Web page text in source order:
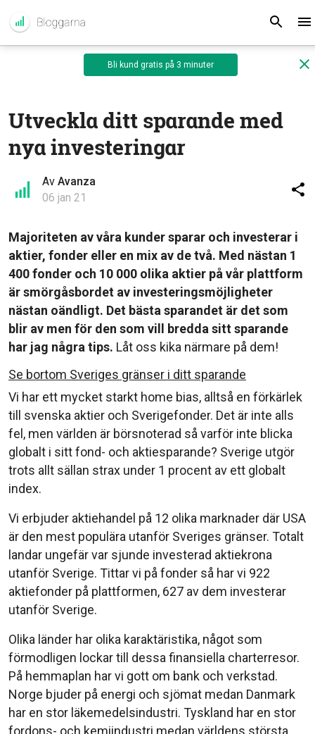
Bli kund gratis på 3 minuter
Utveckla ditt sparande med
nya investeringar
Av Avanza
06 jan 21
Majoriteten av våra kunder sparar och investerar i
aktier, fonder eller en mix av de två. Med nästan 1
400 fonder och 10 000 olika aktier på vår plattform
är smörgåsbordet av investeringsmöjligheter
nästan oändligt. Det bästa sparandet är det som
blir av men för den som vill bredda sitt sparande
har jag några tips. Låt oss kika närmare på dem!
Se bortom Sveriges gränser i ditt sparande
Vi har ett mycket starkt home bias, alltså en förkärlek
till svenska aktier och Sverigefonder. Det är inte alls
fel, men världen är börsnoterad så varför inte blicka
globalt i sitt fond- och aktiesparande? Sverige utgör
trots allt sällan strax under 1 procent av ett globalt
index.
Vi erbjuder aktiehandel på 12 olika marknader där USA
är den mest populära utanför Sveriges gränser. Totalt
landar ungefär var sjunde investerad aktiekrona
utanför Sverige. Tittar vi på fonder så har vi 922
aktiefonder på plattformen, 627 av dem investerar
utanför Sverige.
Olika länder har olika karaktäristika, något som
förmodligen lockar till dessa finansiella charterresor.
På hemmaplan har vi gott om bank och verkstad.
Norge bjuder på energi och sjömat medan Danmark
har en stor läkemedelsindustri. Tyskland har en stor
fordons- och kemiindustri medan världens största